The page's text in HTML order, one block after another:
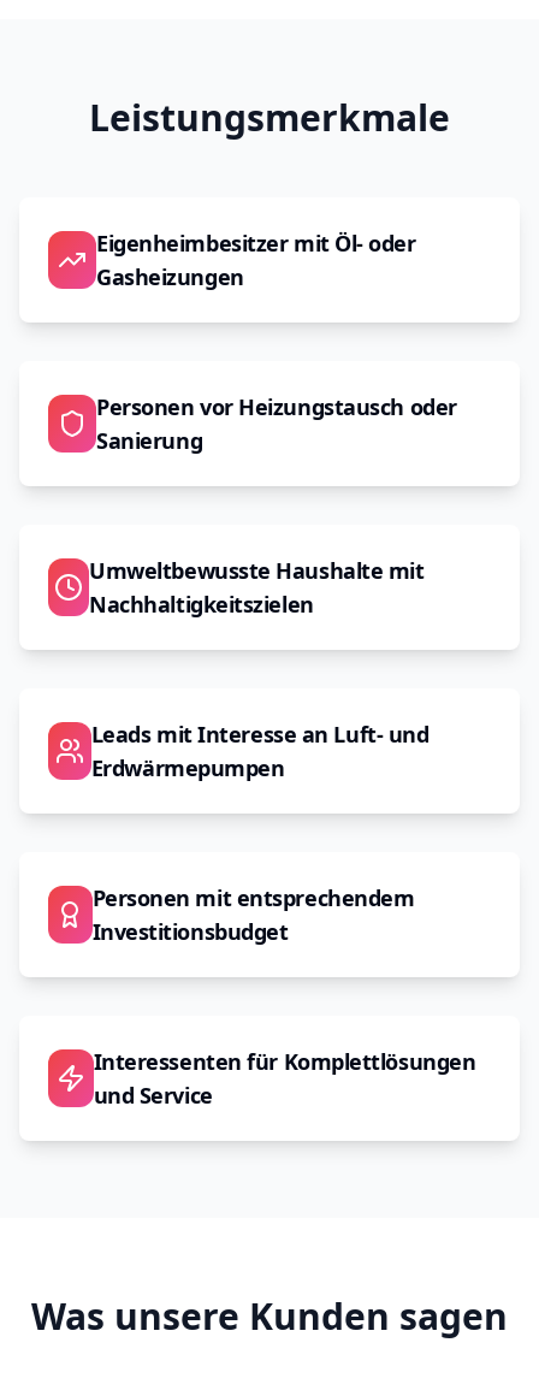
Leistungsmerkmale
Eigenheimbesitzer mit Öl- oder
Gasheizungen
Personen vor Heizungstausch oder
Sanierung
Umweltbewusste Haushalte mit
Nachhaltigkeitszielen
Leads mit Interesse an Luft- und
Erdwärmepumpen
Personen mit entsprechendem
Investitionsbudget
Interessenten für Komplettlösungen
und Service
Was unsere Kunden sagen